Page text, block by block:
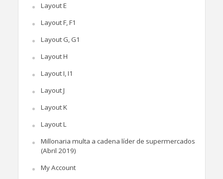
Layout E
Layout F, F1
Layout G, G1
Layout H
Layout I, I1
Layout J
Layout K
Layout L
Millonaria multa a cadena líder de supermercados
(Abril 2019)
My Account